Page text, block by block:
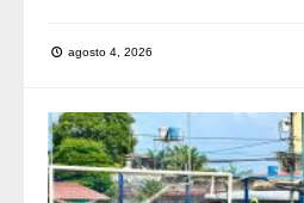
agosto 4, 2026